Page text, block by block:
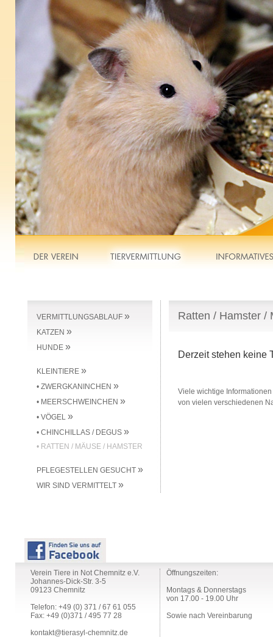
VERMITTLUNGSABLAUF »
KATZEN »
HUNDE »
KLEINTIERE »
• ZWERGKANINCHEN »
• MEERSCHWEINCHEN »
• VÖGEL »
• CHINCHILLAS / DEGUS »
• RATTEN / MÄUSE / HAMSTER
PFLEGESTELLEN GESUCHT »
WIR SIND VERMITTELT »
Ratten / Hamster /
Derzeit stehen keine
Viele wichtige
von vielen verschiedenen
Verein Tiere in Not Chemnitz e.V.
Johannes-Dick-Str. 3-5
09123 Chemnitz
Telefon: +49 (0) 371 / 67 61 055
Fax: +49 (0)371 / 495 77 28
kontakt@tierasyl-chemnitz.de
Öffnungszeiten:
Montags & Donnerstags
von 17.00 - 19.00 Uhr
Sowie nach Vereinbarung